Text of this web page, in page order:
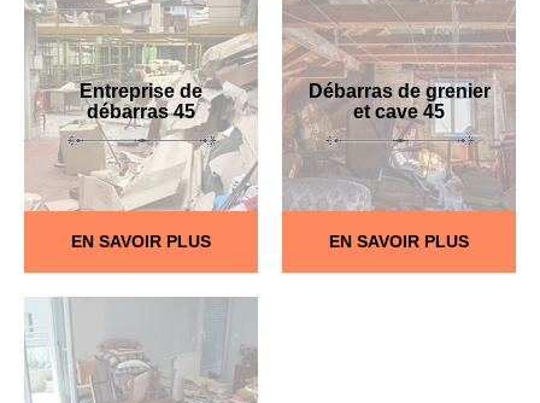
Entreprise de
débarras 45
EN SAVOIR PLUS
Débarras de grenier
et cave 45
EN SAVOIR PLUS